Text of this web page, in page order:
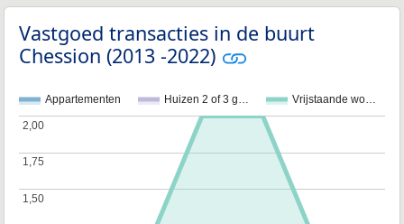
Vastgoed transacties in de buurt
Chession (2013 -2022)
Appartementen Huizen 2 of 3 g… Vrijstaande wo…
1,50
1,50
1,75
1,75
2,00
2,00